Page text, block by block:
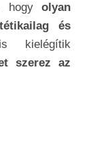
hogy olyan
és
kielégítik
szerez az